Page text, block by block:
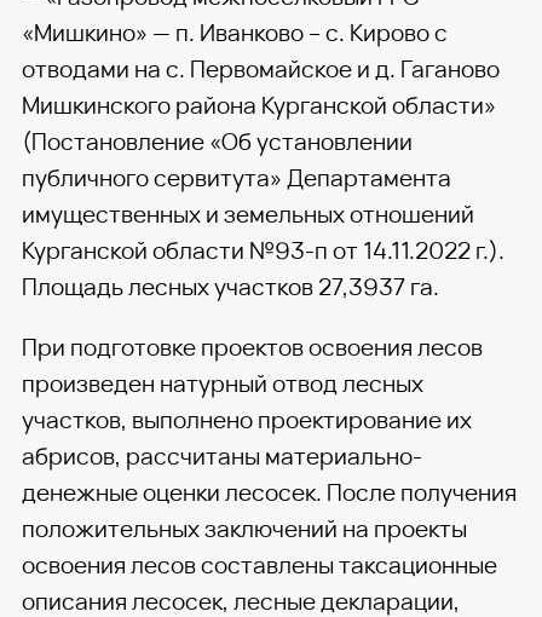
«Мишкино» — п. Иванково – с. Кирово с
отводами на с. Первомайское и д. Гаганово
Мишкинского района Курганской области»
(Постановление «Об установлении
публичного сервитута» Департамента
имущественных и земельных отношений
Курганской области №93-п от 14.11.2022 г.).
Площадь лесных участков 27,3937 га.
При подготовке проектов освоения лесов
произведен натурный отвод лесных
участков, выполнено проектирование их
абрисов, рассчитаны материально-
денежные оценки лесосек. После получения
положительных заключений на проекты
освоения лесов составлены таксационные
описания лесосек, лесные декларации,